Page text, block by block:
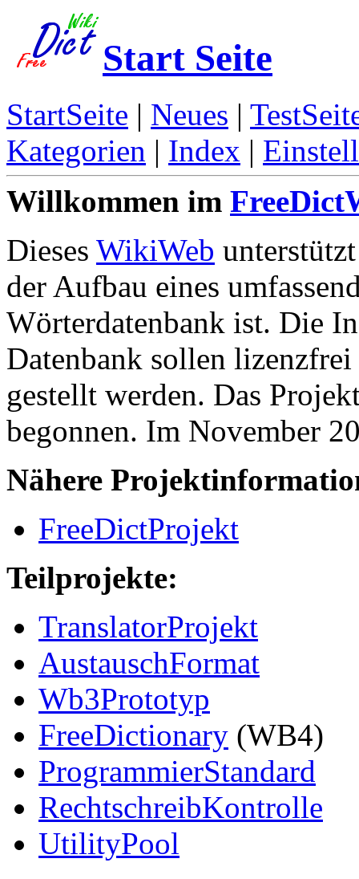
Start Seite
StartSeite | Neues |
Kategorien | Index |
Willkommen im
Dieses WikiWeb
der Aufbau eines
Wörterdatenbank ist. Die
Datenbank sollen
gestellt werden. Das
begonnen. Im November
Nähere
FreeDictProjekt
Teilprojekte:
TranslatorProjekt
AustauschFormat
Wb3Prototyp
FreeDictionary (WB4)
ProgrammierStandard
RechtschreibKontrolle
UtilityPool